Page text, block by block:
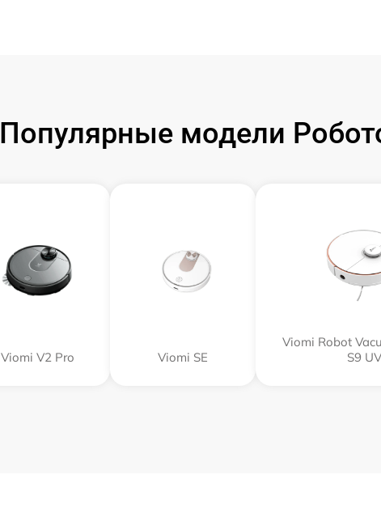
Популярные модели
Viomi V2 Pro Viomi SE
Viomi Robot
S9 UV